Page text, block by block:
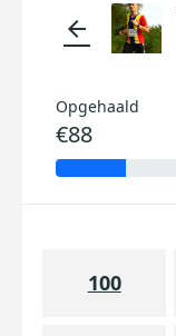
arrow_back
Opgehaald
€88
100